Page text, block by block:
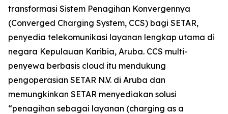
transformasi Sistem Penagihan Konvergennya
(Converged Charging System, CCS) bagi SETAR,
penyedia telekomunikasi layanan lengkap utama di
negara Kepulauan Karibia, Aruba. CCS multi-
penyewa berbasis cloud itu mendukung
pengoperasian SETAR N.V. di Aruba dan
memungkinkan SETAR menyediakan solusi
“penagihan sebagai layanan (charging as a